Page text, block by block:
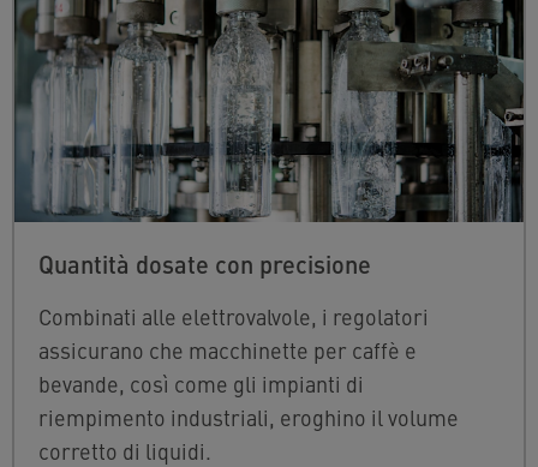
Quantità dosate con precisione
Combinati alle elettrovalvole, i regolatori
assicurano che macchinette per caffè e
bevande, così come gli impianti di
riempimento industriali, eroghino il volume
corretto di liquidi.